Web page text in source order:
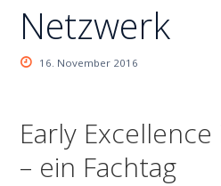
Netzwerk
16. November 2016
Early
– ein Fachtag